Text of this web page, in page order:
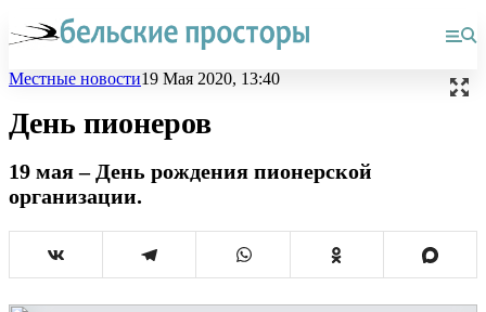
Местные новости19 Мая 2020, 13:40
День пионеров
19 мая – День рождения пионерской
организации.